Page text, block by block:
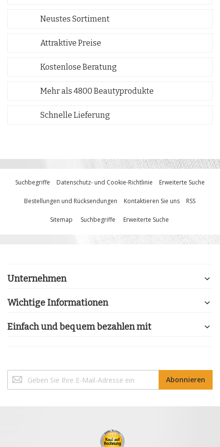
Neustes Sortiment
Attraktive Preise
Kostenlose Beratung
Mehr als 4800 Beautyprodukte
Schnelle Lieferung
Suchbegriffe Datenschutz- und Cookie-Richtlinie Erweiterte Suche
Bestellungen und Rücksendungen Kontaktieren Sie uns RSS
Sitemap Suchbegriffe Erweiterte Suche
Unternehmen
Wichtige Informationen
Einfach und bequem bezahlen mit
Sie
sich
Abonnieren